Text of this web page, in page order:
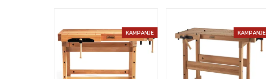
KAMPANJE KAMPANJE